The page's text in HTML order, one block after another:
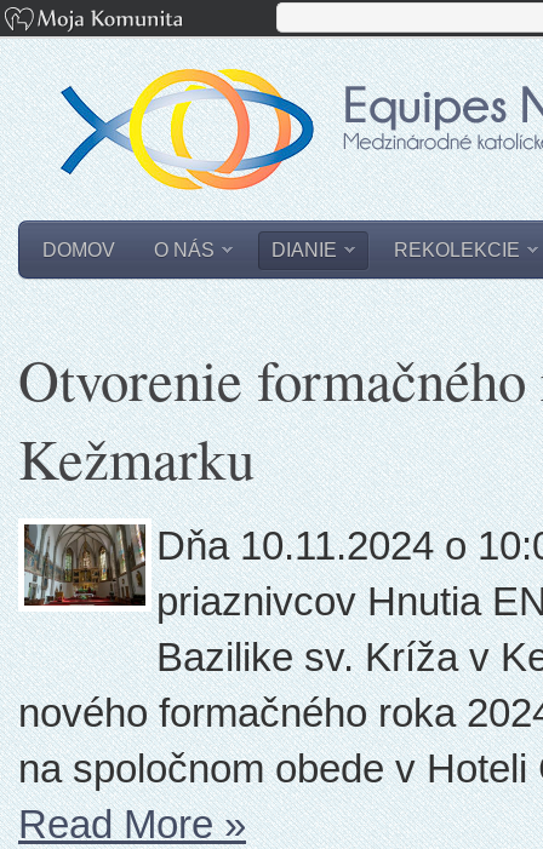
DOMOV O NÁS DIANIE REKOLEKCIE
Otvorenie
Kežmarku
Dňa 10.11.2024 o
priaznivcov Hnutia
Bazilike sv. Kríža v
nového formačného roka
na spoločnom obede v
Read More»